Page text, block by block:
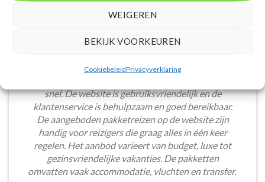
WEIGEREN
BEKIJK VOORKEUREN
CookiebeleidPrivacyverklaring
Het boeken van een lastminute vakantie via
snel. De website is gebruiksvriendelijk en de
klantenservice is behulpzaam en goed bereikbaar.
De aangeboden pakketreizen op de website zijn
handig voor reizigers die graag alles in één keer
regelen. Het aanbod varieert van budget, luxe tot
gezinsvriendelijke vakanties. De pakketten
omvatten vaak accommodatie, vluchten en transfer.